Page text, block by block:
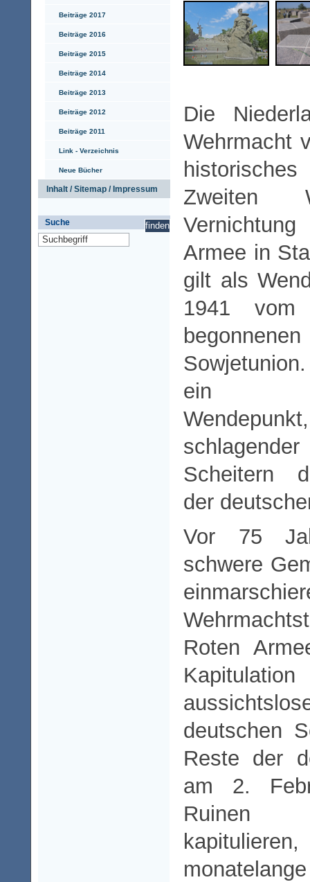
Beiträge 2017
Beiträge 2016
Beiträge 2015
Beiträge 2014
Beiträge 2013
Beiträge 2012
Beiträge 2011
Link - Verzeichnis
Neue Bücher
Inhalt / Sitemap / Impressum
Suche
Die
Wehrmacht
Zweiten
Armee in
gilt als
1941 vom
ein
Scheitern
der
Vor 75
schwere
Roten
deutschen
Reste der
am 2.
Ruinen